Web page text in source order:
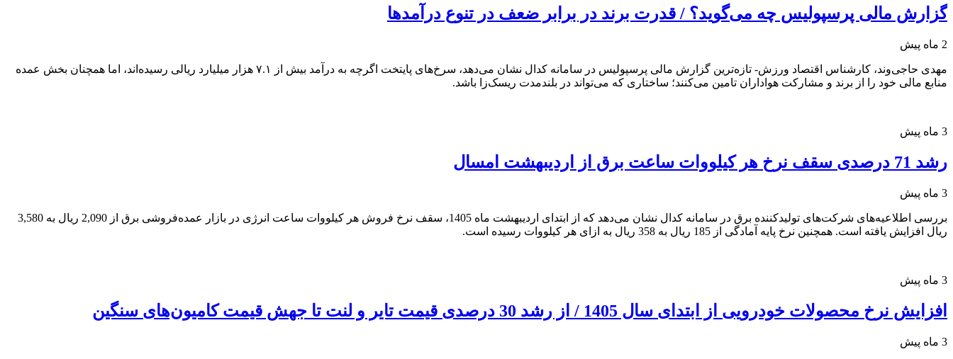
گزارش مالی پرسپولیس چه می‌گوید؟ / قدرت برند در برابر ضعف در تنوع درآمدها
2 ماه پیش
مهدی حاجی‌وند، کارشناس اقتصاد ورزش- تازه‌ترین گزارش مالی پرسپولیس در سامانه کدال نشان می‌دهد، سرخ‌های پایتخت اگرچه به درآمد بیش از ۷.۱ هزار میلیارد ریالی رسیده‌اند، اما همچنان بخش عمده
منابع مالی خود را از برند و مشارکت هواداران تامین می‌کنند؛ ساختاری که می‌تواند در بلندمدت ریسک‌زا باشد.
3 ماه پیش
رشد 71 درصدی سقف نرخ هر کیلووات ساعت برق از اردیبهشت امسال
3 ماه پیش
بررسی اطلاعیه‌های شرکت‌های تولیدکننده برق در سامانه کدال نشان می‌دهد که از ابتدای اردیبهشت ماه 1405، سقف نرخ فروش هر کیلووات ساعت انرژی در بازار عمده‌فروشی برق از 2,090 ریال به 3,580
ریال افزایش یافته است. همچنین نرخ پایه آمادگی از 185 ریال به 358 ریال به ازای هر کیلووات رسیده است.
3 ماه پیش
افزایش نرخ محصولات خودرویی از ابتدای سال 1405 / از رشد 30 درصدی قیمت تایر و لنت تا جهش قیمت کامیون‌های سنگین
3 ماه پیش